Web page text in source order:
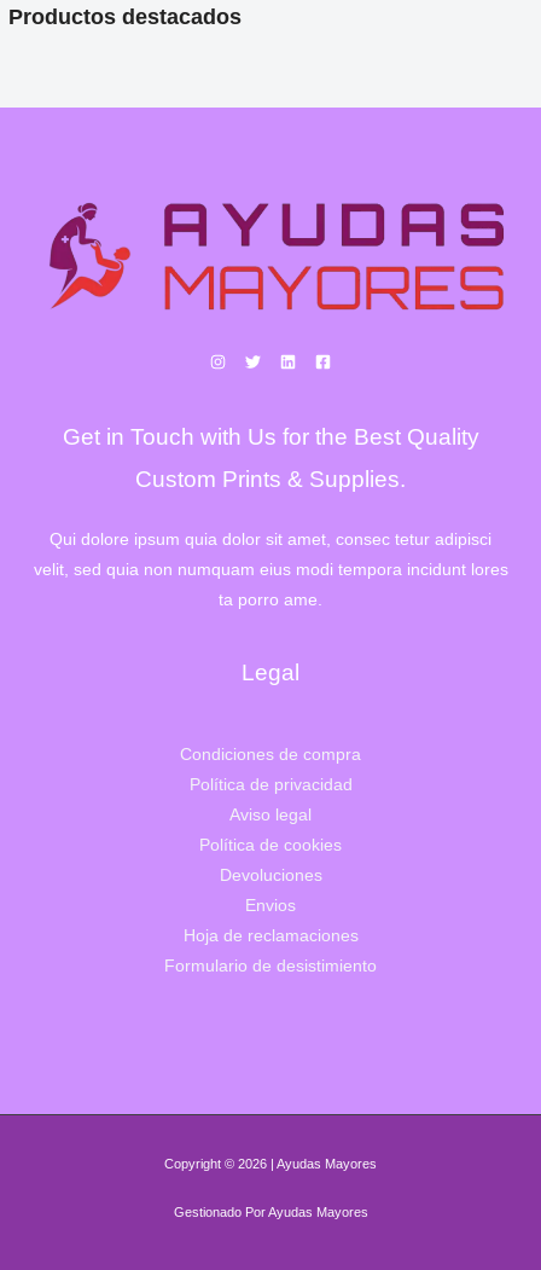
Productos destacados
Get in Touch with Us for the Best Quality
Custom Prints & Supplies.
Qui dolore ipsum quia dolor sit amet, consec tetur adipisci
velit, sed quia non numquam eius modi tempora incidunt lores
ta porro ame.
Legal
Condiciones de compra
Política de privacidad
Aviso legal
Política de cookies
Devoluciones
Envios
Hoja de reclamaciones
Formulario de desistimiento
Copyright © 2026 | Ayudas Mayores
Gestionado Por Ayudas Mayores